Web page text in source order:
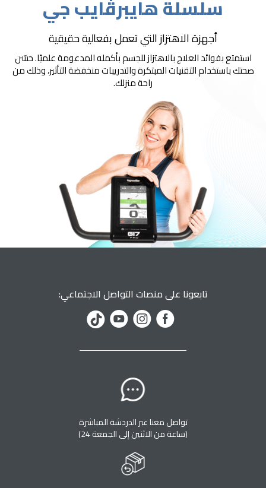
سلسلة هايبرڤايب جي
أجهزة الاهتزاز التي تعمل بفعالية حقيقية
استمتع بفوائد العلاج بالاهتزاز للجسم بأكمله المدعومة علميًا. حسّن
صحتك باستخدام التقنيات المبتكرة والتدريبات منخفضة التأثير، وذلك من
راحة منزلك.
تابعونا على منصات التواصل الاجتماعي:
تواصل معنا عبر الدردشة المباشرة
(24 ساعة من الاثنين إلى الجمعة)